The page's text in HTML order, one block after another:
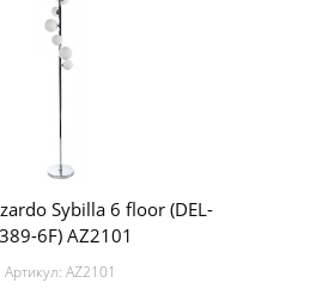
Sybilla 6 floor (DEL-
6F) AZ2101
Артикул: AZ2101